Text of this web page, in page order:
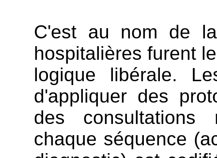
C'est au nom de
hospitalières furent
logique libérale.
d'appliquer des
des
chaque séquence